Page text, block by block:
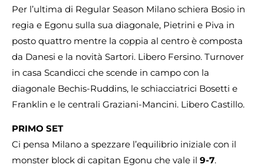
Per l’ultima di Regular Season Milano schiera Bosio in
regia e Egonu sulla sua diagonale, Pietrini e Piva in
posto quattro mentre la coppia al centro è composta
da Danesi e la novità Sartori. Libero Fersino. Turnover
in casa Scandicci che scende in campo con la
diagonale Bechis-Ruddins, le schiacciatrici Bosetti e
Franklin e le centrali Graziani-Mancini. Libero Castillo.
PRIMO SET
Ci pensa Milano a spezzare l’equilibrio iniziale con il
monster block di capitan Egonu che vale il 9-7.